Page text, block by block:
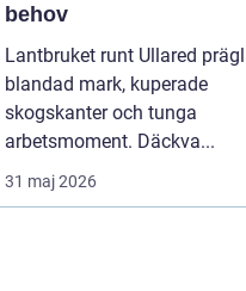
behov
Lantbruket runt Ullared
blandad mark, kuperade
skogskanter och tunga
arbetsmoment. Däckva...
31 maj 2026